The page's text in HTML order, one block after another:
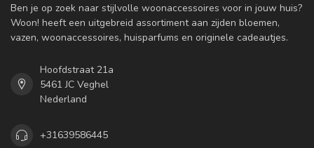
Ben je op zoek naar stijlvolle woonaccessoires voor in jouw huis?
Woon! heeft een uitgebreid assortiment aan zijden bloemen,
vazen, woonaccessoires, huisparfums en originele cadeautjes.
Hoofdstraat 21a
5461 JC Veghel
Nederland
+31639586445